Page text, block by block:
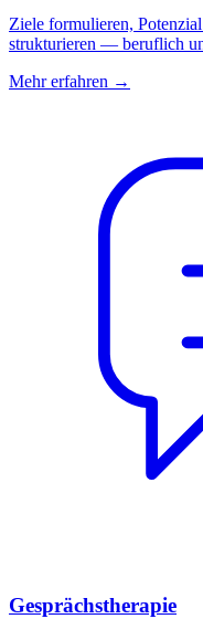
Ziele formulieren,
strukturieren — beruflich
Mehr erfahren →
Gesprächstherapie